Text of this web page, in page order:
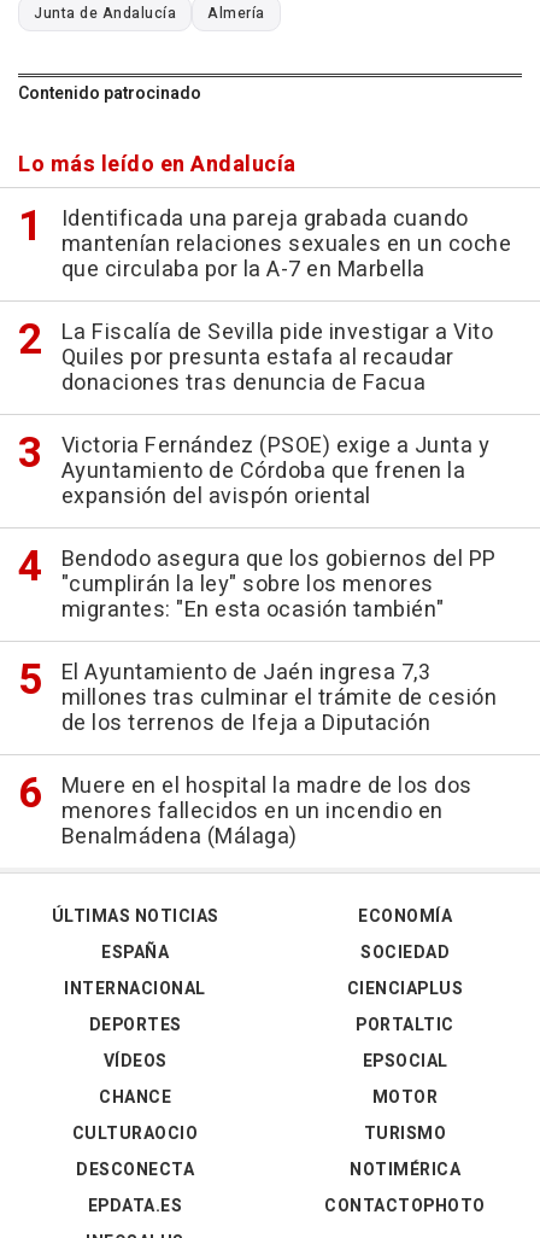
Junta de Andalucía Almería
Contenido patrocinado
Lo más leído en Andalucía
Identificada una pareja grabada cuando
mantenían relaciones sexuales en un coche
que circulaba por la A-7 en Marbella
La Fiscalía de Sevilla pide investigar a Vito
Quiles por presunta estafa al recaudar
donaciones tras denuncia de Facua
Victoria Fernández (PSOE) exige a Junta y
Ayuntamiento de Córdoba que frenen la
expansión del avispón oriental
Bendodo asegura que los gobiernos del PP
"cumplirán la ley" sobre los menores
migrantes: "En esta ocasión también"
El Ayuntamiento de Jaén ingresa 7,3
millones tras culminar el trámite de cesión
de los terrenos de Ifeja a Diputación
Muere en el hospital la madre de los dos
menores fallecidos en un incendio en
Benalmádena (Málaga)
ÚLTIMAS NOTICIAS
ESPAÑA
INTERNACIONAL
DEPORTES
VÍDEOS
ECONOMÍA
SOCIEDAD
CIENCIAPLUS
PORTALTIC
EPSOCIAL
CHANCE
CULTURAOCIO
DESCONECTA
EPDATA.ES
MOTOR
TURISMO
NOTIMÉRICA
CONTACTOPHOTO